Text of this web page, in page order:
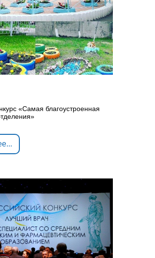
«Самая благоустроенная